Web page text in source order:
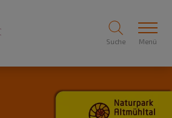
Suche Menü